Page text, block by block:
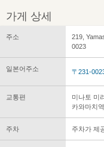
가게 상세
주소
219,
0023
일본어주소 〒231-
교통편
미나토 미
카와마치
주차 주차가 제